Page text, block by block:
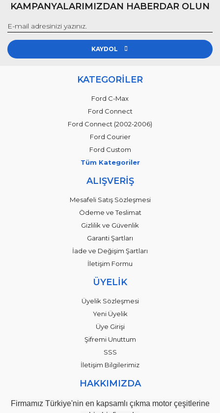
KAMPANYALARIMIZDAN HABERDAR OLUN
KAYDOL
KATEGORİLER
Ford C-Max
Ford Connect
Ford Connect (2002-2006)
Ford Courier
Ford Custom
Tüm Kategoriler
ALIŞVERİŞ
Mesafeli Satış Sözleşmesi
Ödeme ve Teslimat
Gizlilik ve Güvenlik
Garanti Şartları
İade ve Değişim Şartları
İletişim Formu
ÜYELİK
Üyelik Sözleşmesi
Yeni Üyelik
Üye Girişi
Şifremi Unuttum
SSS
İletişim Bilgilerimiz
HAKKIMIZDA
Firmamız Türkiye'nin en kapsamlı çıkma motor çeşitlerine